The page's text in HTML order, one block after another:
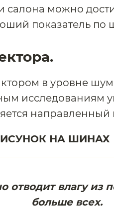
можно
показатель
в уровне
исследованиям
направленный
НА ШИНАХ
отводит влагу
больше всех.